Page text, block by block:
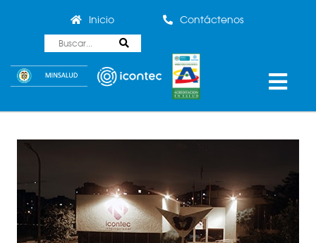
Inicio Contáctenos